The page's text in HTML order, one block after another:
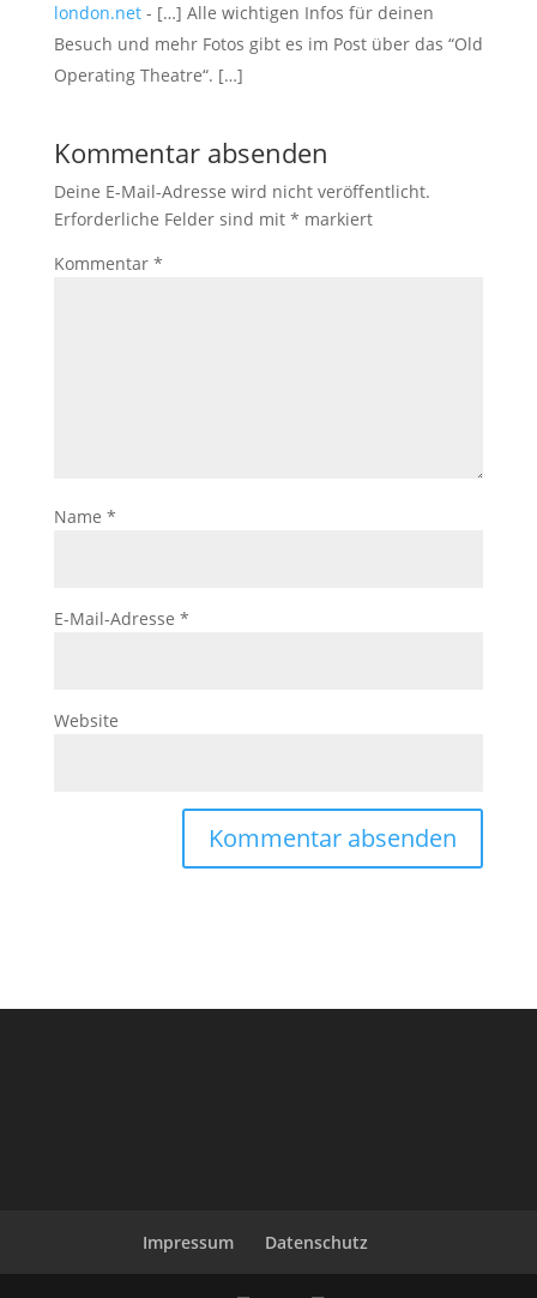
london.net- […] Alle wichtigen Infos für deinen
Besuch und mehr Fotos gibt es im Post über das “Old
Operating Theatre“. […]
Kommentar absenden
Deine E-Mail-Adresse wird nicht veröffentlicht.
Erforderliche Felder sind mit * markiert
Kommentar *
Name *
E-Mail-Adresse *
Website
Impressum Datenschutz